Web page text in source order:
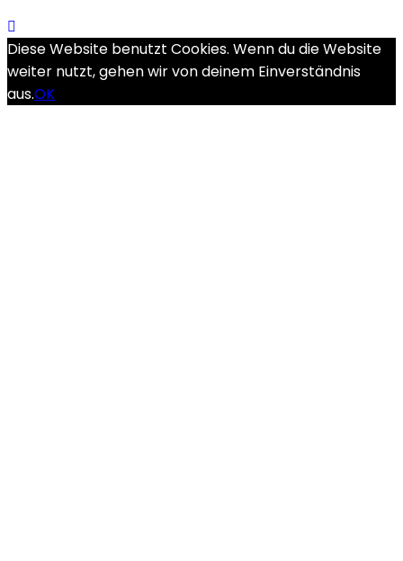
Diese Website benutzt Cookies. Wenn du die Website
weiter nutzt, gehen wir von deinem Einverständnis
aus.OK